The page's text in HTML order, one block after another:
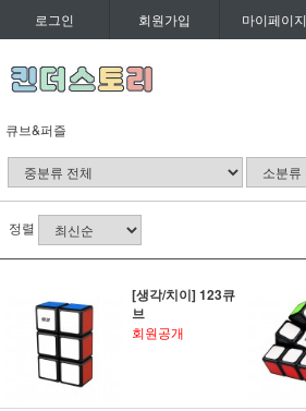
로그인 회원가입 마이페이지
큐브&퍼즐
정렬
[생각/치이] 123큐
브
회원공개